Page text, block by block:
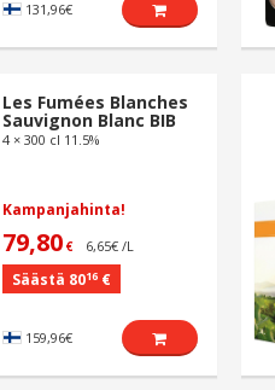
131,96€
Les Fumées Blanches
Sauvignon Blanc BIB
4 × 300 cl 11.5%
Kampanjahinta!
79,80€ 6,65€ /L
Säästä 8016€
159,96€